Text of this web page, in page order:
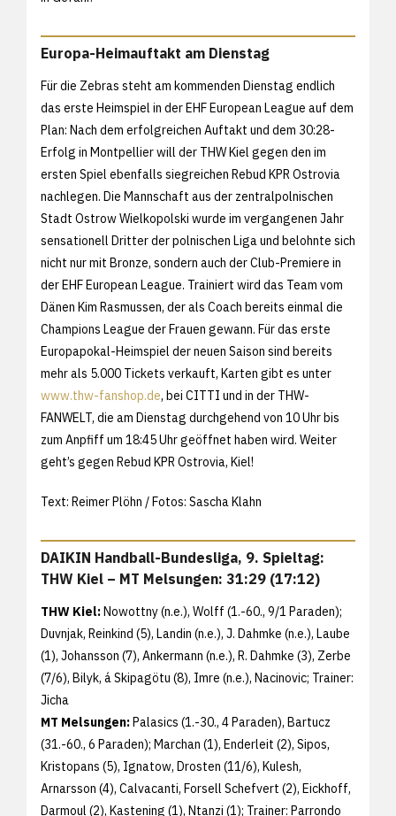
Europa-Heimauftakt am Dienstag
Für die Zebras steht am kommenden Dienstag endlich
das erste Heimspiel in der EHF European League auf dem
Plan: Nach dem erfolgreichen Auftakt und dem 30:28-
Erfolg in Montpellier will der THW Kiel gegen den im
ersten Spiel ebenfalls siegreichen Rebud KPR Ostrovia
nachlegen. Die Mannschaft aus der zentralpolnischen
Stadt Ostrow Wielkopolski wurde im vergangenen Jahr
sensationell Dritter der polnischen Liga und belohnte sich
nicht nur mit Bronze, sondern auch der Club-Premiere in
der EHF European League. Trainiert wird das Team vom
Dänen Kim Rasmussen, der als Coach bereits einmal die
Champions League der Frauen gewann. Für das erste
Europapokal-Heimspiel der neuen Saison sind bereits
mehr als 5.000 Tickets verkauft, Karten gibt es unter
www.thw-fanshop.de, bei CITTI und in der THW-
FANWELT, die am Dienstag durchgehend von 10 Uhr bis
zum Anpfiff um 18:45 Uhr geöffnet haben wird. Weiter
geht’s gegen Rebud KPR Ostrovia, Kiel!
Text: Reimer Plöhn / Fotos: Sascha Klahn
DAIKIN Handball-Bundesliga, 9. Spieltag:
THW Kiel – MT Melsungen: 31:29 (17:12)
THW Kiel:Nowottny (n.e.), Wolff (1.-60., 9/1 Paraden);
Duvnjak, Reinkind (5), Landin (n.e.), J. Dahmke (n.e.), Laube
(1), Johansson (7), Ankermann (n.e.), R. Dahmke (3), Zerbe
(7/6), Bilyk, á Skipagötu (8), Imre (n.e.), Nacinovic; Trainer:
Jicha
MT Melsungen:Palasics (1.-30., 4 Paraden), Bartucz
(31.-60., 6 Paraden); Marchan (1), Enderleit (2), Sipos,
Kristopans (5), Ignatow, Drosten (11/6), Kulesh,
Arnarsson (4), Calvacanti, Forsell Schefvert (2), Eickhoff,
Darmoul (2), Kastening (1), Ntanzi (1); Trainer: Parrondo